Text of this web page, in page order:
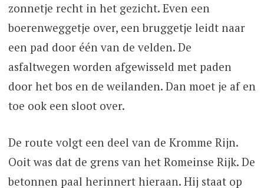
zonnetje recht in het gezicht. Even een
boerenweggetje over, een bruggetje leidt naar
een pad door één van de velden. De
asfaltwegen worden afgewisseld met paden
door het bos en de weilanden. Dan moet je af en
toe ook een sloot over.
De route volgt een deel van de Kromme Rijn.
Ooit was dat de grens van het Romeinse Rijk. De
betonnen paal herinnert hieraan. Hij staat op